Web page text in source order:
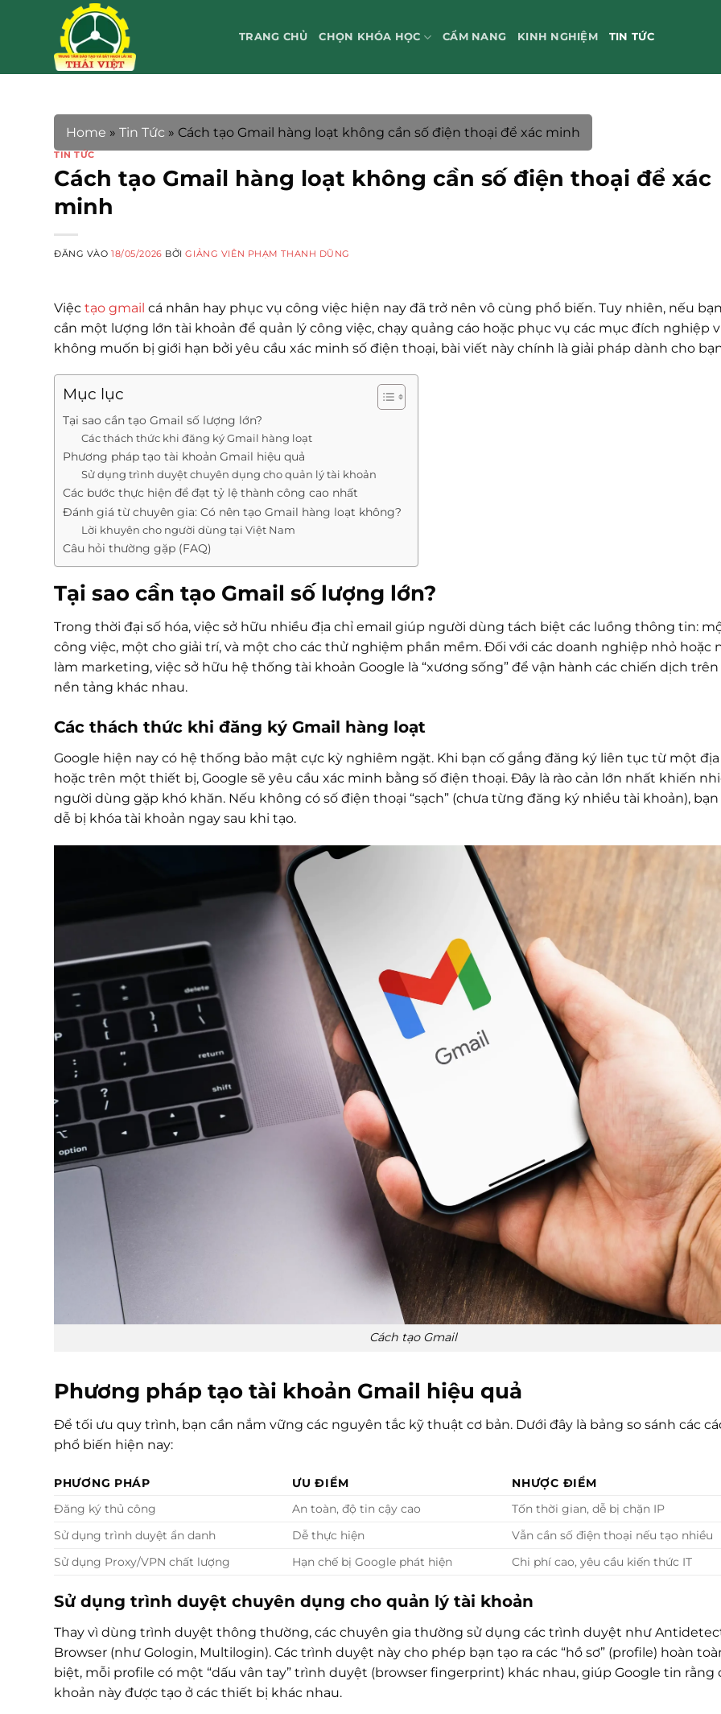
TRANG CHỦ CHỌN KHÓA HỌC CẨM NANG KINH NGHIỆM TIN TỨC
Home » Tin Tức » Cách tạo Gmail hàng loạt không cần số điện thoại để xác minh
TIN TỨC
Cách tạo Gmail hàng loạt không cần số điện thoại để xác
minh
ĐĂNG VÀO18/05/2026 BỞIGIẢNG VIÊN PHẠM THANH DŨNG
Việc tạo gmail cá nhân hay phục vụ công việc hiện nay đã trở nên vô cùng phổ biến. Tuy nhiên, nếu
cần một lượng lớn tài khoản để quản lý công việc, chạy quảng cáo hoặc phục vụ các mục đích nghiệp
không muốn bị giới hạn bởi yêu cầu xác minh số điện thoại, bài viết này chính là giải pháp dành cho
Mục lục
Tại sao cần tạo Gmail số lượng lớn?
Các thách thức khi đăng ký Gmail hàng loạt
Phương pháp tạo tài khoản Gmail hiệu quả
Sử dụng trình duyệt chuyên dụng cho quản lý tài khoản
Các bước thực hiện để đạt tỷ lệ thành công cao nhất
Đánh giá từ chuyên gia: Có nên tạo Gmail hàng loạt không?
Lời khuyên cho người dùng tại Việt Nam
Câu hỏi thường gặp (FAQ)
Tại sao cần tạo Gmail số lượng lớn?
Trong thời đại số hóa, việc sở hữu nhiều địa chỉ email giúp người dùng tách biệt các luồng thông tin:
công việc, một cho giải trí, và một cho các thử nghiệm phần mềm. Đối với các doanh nghiệp nhỏ hoặc
làm marketing, việc sở hữu hệ thống tài khoản Google là “xương sống” để vận hành các chiến dịch
nền tảng khác nhau.
Các thách thức khi đăng ký Gmail hàng loạt
Google hiện nay có hệ thống bảo mật cực kỳ nghiêm ngặt. Khi bạn cố gắng đăng ký liên tục từ một địa
hoặc trên một thiết bị, Google sẽ yêu cầu xác minh bằng số điện thoại. Đây là rào cản lớn nhất khiến
người dùng gặp khó khăn. Nếu không có số điện thoại “sạch” (chưa từng đăng ký nhiều tài khoản), bạn
dễ bị khóa tài khoản ngay sau khi tạo.
Cách tạo Gmail
Phương pháp tạo tài khoản Gmail hiệu quả
Để tối ưu quy trình, bạn cần nắm vững các nguyên tắc kỹ thuật cơ bản. Dưới đây là bảng so sánh các
phổ biến hiện nay:
PHƯƠNG PHÁP ƯU ĐIỂM
NHƯỢC ĐIỂM
Đăng ký thủ công
An toàn, độ tin cậy cao
Tốn thời gian, dễ bị chặn IP
Sử dụng trình duyệt ẩn danh
Dễ thực hiện
Vẫn cần số điện thoại nếu tạo nhiều
Sử dụng Proxy/VPN chất lượng
Hạn chế bị Google phát hiện Chi phí cao, yêu cầu kiến thức IT
Sử dụng trình duyệt chuyên dụng cho quản lý tài khoản
Thay vì dùng trình duyệt thông thường, các chuyên gia thường sử dụng các trình duyệt như
Browser (như Gologin, Multilogin). Các trình duyệt này cho phép bạn tạo ra các “hồ sơ” (profile) hoàn
biệt, mỗi profile có một “dấu vân tay” trình duyệt (browser fingerprint) khác nhau, giúp Google tin rằng
khoản này được tạo ở các thiết bị khác nhau.